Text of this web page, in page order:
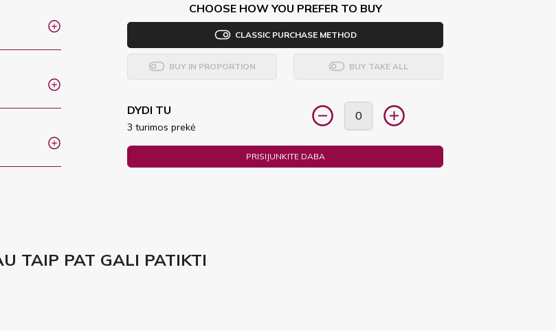
CHOOSE HOW YOU PREFER TO BUY
CLASSIC PURCHASE METHOD
BUY IN PROPORTION BUY TAKE ALL
DYDI TU
3 turimos prekė
PRISIJUNKITE DABA
TAIP PAT GALI PATIKTI